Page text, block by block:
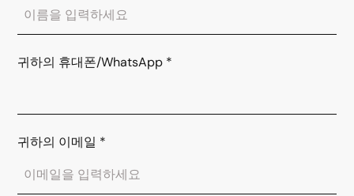
귀하의 휴대폰/WhatsApp *
귀하의 이메일 *